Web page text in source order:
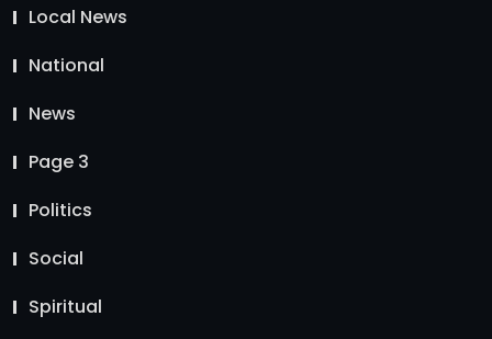
Local News
National
News
Page 3
Politics
Social
Spiritual